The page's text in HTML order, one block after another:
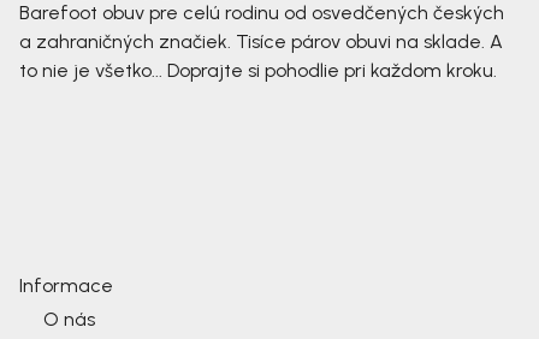
Barefoot obuv pre celú rodinu od osvedčených českých
a zahraničných značiek. Tisíce párov obuvi na sklade. A
to nie je všetko... Doprajte si pohodlie pri každom kroku.
Informace
O nás